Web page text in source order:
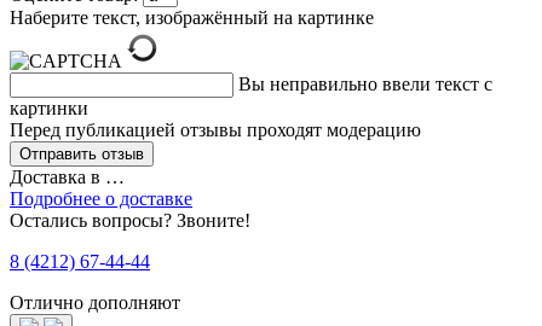
Наберите текст, изображённый на картинке
Вы неправильно ввели текст с
картинки
Перед публикацией отзывы проходят модерацию
Доставка в …
Подробнее о доставке
Остались вопросы? Звоните!
8 (4212) 67-44-44
Отлично дополняют